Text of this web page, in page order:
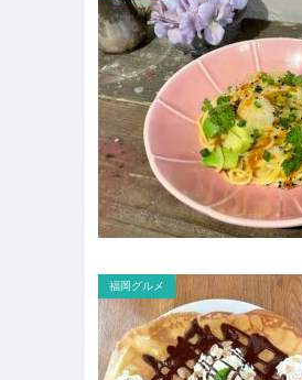
福岡グルメ